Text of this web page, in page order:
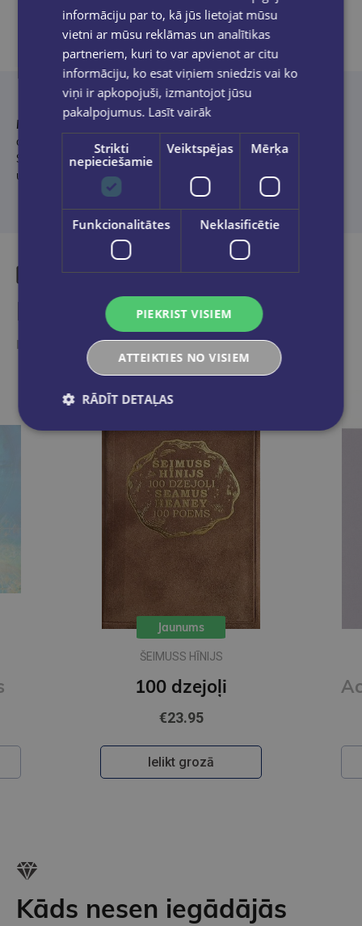
Produkta apraksts
Kirils Ēcis (2000)— dzejnieks, mūziķis, mākslinieks. Publicējis
dzejoļus aktuālajā periodikā, kā arī vairākos literāros krājumos.
Studē starpdisciplināro mākslu programmā Vīnes Mākslas
universitātē. Darbojas mūzikas grupā “Alejas”.
Līdzīgas preces
Ieskaties, varbūt noder
Jaunums
ŠEIMUSS HĪNIJS
100 dzejoļi
€23.95
Ielikt grozā
Kāds nesen iegādājās
informāciju par to, kā jūs lietojat mūsu
vietni ar mūsu reklāmas un analītikas
partneriem, kuri to var apvienot ar citu
informāciju, ko esat viņiem sniedzis vai ko
viņi ir apkopojuši, izmantojot jūsu
pakalpojumus. Lasīt vairāk
Strikti
nepieciešamie
Veiktspējas Mērķa
Funkcionalitātes Neklasificētie
PIEKRIST VISIEM
ATTEIKTIES NO VISIEM
RĀDĪT DETAĻAS